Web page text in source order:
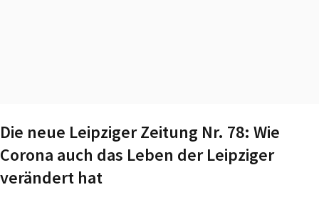
Die neue Leipziger Zeitung Nr. 78: Wie
Corona auch das Leben der Leipziger
verändert hat